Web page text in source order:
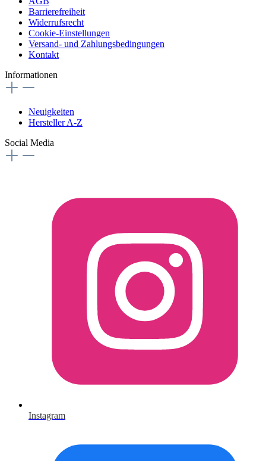
Barrierefreiheit
Widerrufsrecht
Cookie-Einstellungen
Versand- und Zahlungsbedingungen
Kontakt
Informationen
Neuigkeiten
Hersteller A-Z
Social Media
Instagram